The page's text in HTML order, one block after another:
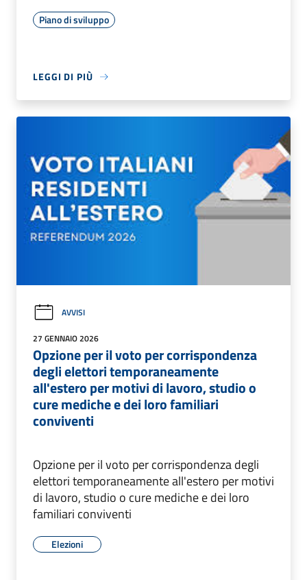
Piano di sviluppo
LEGGI DI PIÙ
AVVISI
27 GENNAIO 2026
Opzione per il voto per corrispondenza
degli elettori temporaneamente
all'estero per motivi di lavoro, studio o
cure mediche e dei loro familiari
conviventi
Opzione per il voto per corrispondenza degli
elettori temporaneamente all'estero per motivi
di lavoro, studio o cure mediche e dei loro
familiari conviventi
Elezioni